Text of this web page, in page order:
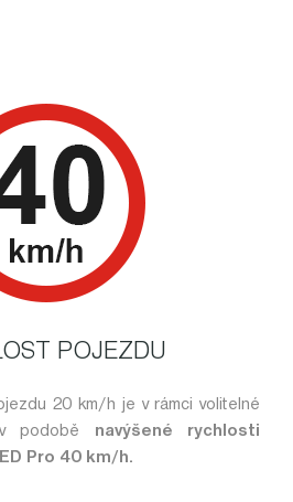
POJEZDU
20 km/h je v rámci volitelné
podobě
navýšené rychlosti
Pro 40 km/h.